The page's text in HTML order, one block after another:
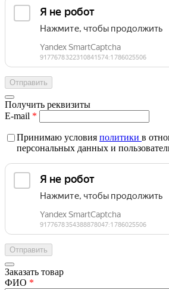
Получить реквизиты
E-mail *
Принимаю условия политики в
персональных данных и
Заказать товар
ФИО *